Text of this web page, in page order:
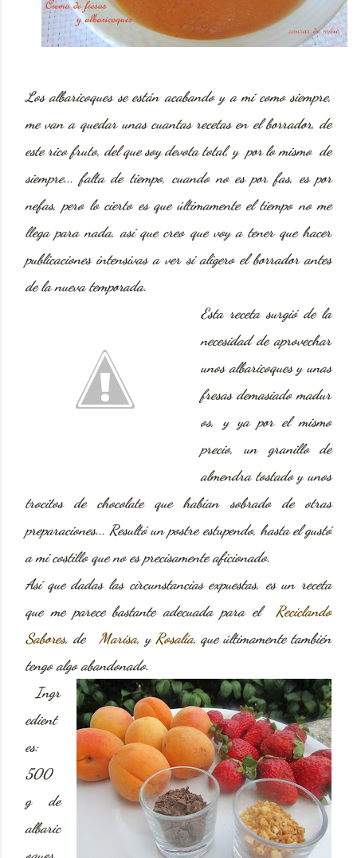
Los albaricoques se están acabando y a mi como siempre,
me van a quedar unas cuantas recetasen el borrador,de
este rico fruto, del que soy devota total, y por lo mismo de
siempre... falta de tiempo, cuando no es por fas, es por
nefas, pero lo cierto es que últimamente el tiempo no me
llega para nada, así que creo que voy a tener que hacer
publicaciones intensivas a ver si aligero el borrador antes
de la nueva temporada.
Esta receta surgió de la
necesidad de aprovechar
unos albaricoquesy unas
fresasdemasiado madur
os, y ya por el mismo
precio, un granillo de
almendra tostado y unos
trocitos de chocolate que habían sobrado de otras
preparaciones... Resultó un postre estupendo, hasta el gustó
a mi costillo que no es precisamente aficionado.
Así que dadas las circunstancias expuestas, es un receta
que me parece bastante adecuada para el Reciclando
Sabores, de Marisa, yRosalía, que últimamente también
tengo algo abandonado.
Ingr
edient
es:
500
g de
albaric